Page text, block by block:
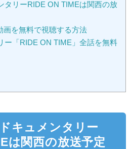
タリーRIDE ON TIMEは関西の放
画を無料で視聴する方法
ー「RIDE ON TIME」全話を無料
キュメンタリー
は関西の放送予定